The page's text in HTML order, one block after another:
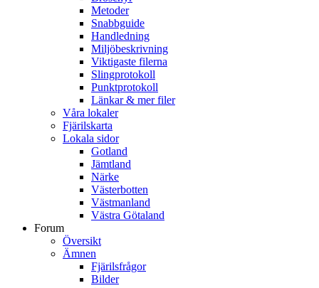
Metoder
Snabbguide
Handledning
Miljöbeskrivning
Viktigaste filerna
Slingprotokoll
Punktprotokoll
Länkar & mer filer
Våra lokaler
Fjärilskarta
Lokala sidor
Gotland
Jämtland
Närke
Västerbotten
Västmanland
Västra Götaland
Forum
Översikt
Ämnen
Fjärilsfrågor
Bilder